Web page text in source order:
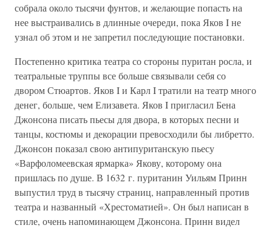
собрала около тысячи фунтов, и желающие попасть на
нее выстраивались в длинные очереди, пока Яков I не
узнал об этом и не запретил последующие постановки.
Постепенно критика театра со стороны пуритан росла, и
театральные труппы все больше связывали себя со
двором Стюартов. Яков I и Карл I тратили на театр много
денег, больше, чем Елизавета. Яков I пригласил Бена
Джонсона писать пьесы для двора, в которых песни и
танцы, костюмы и декорации превосходили бы либретто.
Джонсон показал свою антипуританскую пьесу
«Варфоломеевская ярмарка» Якову, которому она
пришлась по душе. В 1632 г. пуританин Уильям Принн
выпустил труд в тысячу страниц, направленный против
театра и названный «Хрестоматией». Он был написан в
стиле, очень напоминающем Джонсона. Принн видел